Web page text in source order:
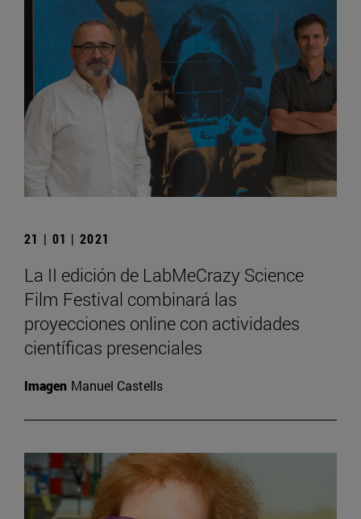
21 | 01 | 2021
La II edición de LabMeCrazy Science
Film Festival combinará las
proyecciones online con actividades
científicas presenciales
Imagen Manuel Castells